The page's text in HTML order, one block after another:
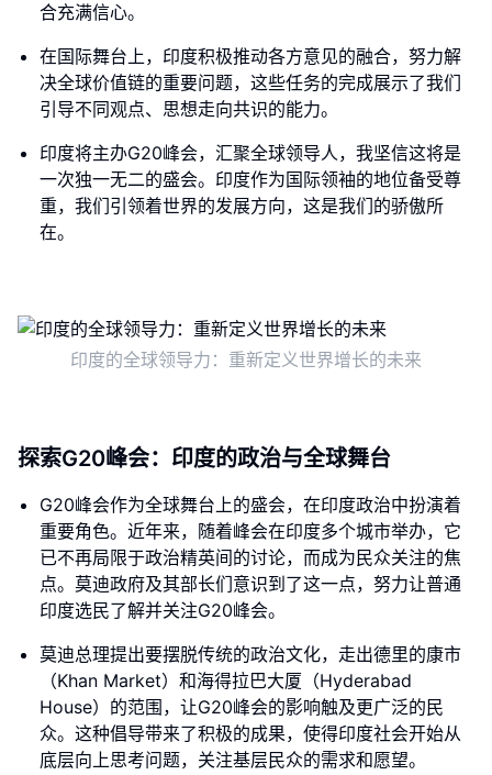
合充满信心。
在国际舞台上，印度积极推动各方意见的融合，努力解
决全球价值链的重要问题，这些任务的完成展示了我们
引导不同观点、思想走向共识的能力。
印度将主办G20峰会，汇聚全球领导人，我坚信这将是
一次独一无二的盛会。印度作为国际领袖的地位备受尊
重，我们引领着世界的发展方向，这是我们的骄傲所
在。
印度的全球领导力：重新定义世界增长的未来
探索G20峰会：印度的政治与全球舞台
G20峰会作为全球舞台上的盛会，在印度政治中扮演着
重要角色。近年来，随着峰会在印度多个城市举办，它
已不再局限于政治精英间的讨论，而成为民众关注的焦
点。莫迪政府及其部长们意识到了这一点，努力让普通
印度选民了解并关注G20峰会。
莫迪总理提出要摆脱传统的政治文化，走出德里的康市
（Khan Market）和海得拉巴大厦（Hyderabad
House）的范围，让G20峰会的影响触及更广泛的民
众。这种倡导带来了积极的成果，使得印度社会开始从
底层向上思考问题，关注基层民众的需求和愿望。